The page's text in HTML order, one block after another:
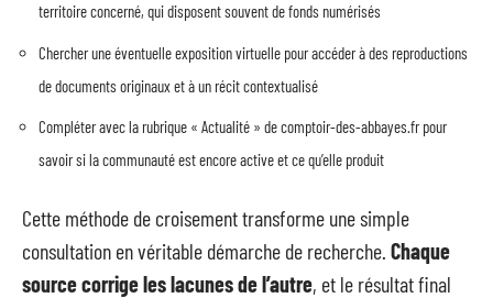
territoire concerné, qui disposent souvent de fonds numérisés
Chercher une éventuelle exposition virtuelle pour accéder à des reproductions
de documents originaux et à un récit contextualisé
Compléter avec la rubrique « Actualité » de comptoir-des-abbayes.fr pour
savoir si la communauté est encore active et ce qu’elle produit
Cette méthode de croisement transforme une simple
consultation en véritable démarche de recherche. Chaque
source corrige les lacunes de l’autre, et le résultat final